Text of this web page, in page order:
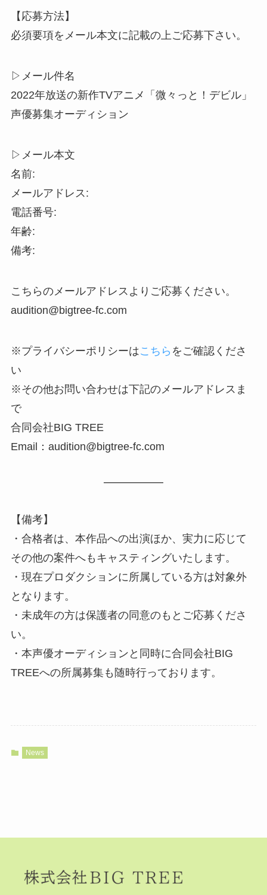
【応募方法】
必須要項をメール本文に記載の上ご応募下さい。
▷メール件名
2022年放送の新作TVアニメ「微々っと！デビル」
声優募集オーディション
▷メール本文
名前:
メールアドレス:
電話番号:
年齢:
備考:
こちらのメールアドレスよりご応募ください。
audition@bigtree-fc.com
※プライバシーポリシーはこちら をご確認くださ
い
※その他お問い合わせは下記のメールアドレスま
で
合同会社BIG TREE
Email：audition@bigtree-fc.com
【備考】
・合格者は、本作品への出演ほか、実力に応じて
その他の案件へもキャスティングいたします。
・現在プロダクションに所属している方は対象外
となります。
・未成年の方は保護者の同意のもとご応募くださ
い。
・本声優オーディションと同時に合同会社BIG
TREEへの所属募集も随時行っております。
News